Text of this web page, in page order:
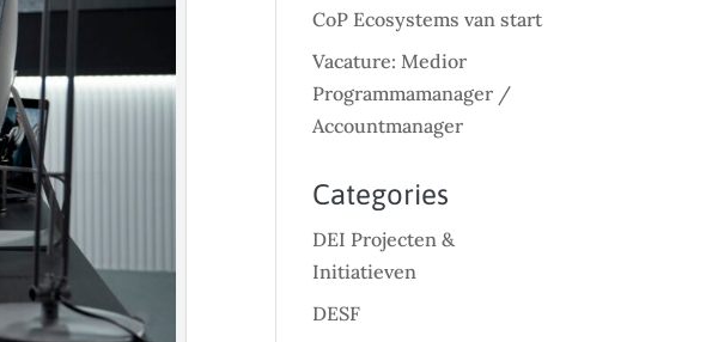
CoP Ecosystems van start
Vacature: Medior
Programmamanager /
Accountmanager
Categories
DEI Projecten &
Initiatieven
DESF